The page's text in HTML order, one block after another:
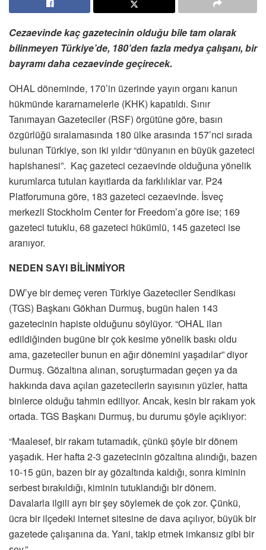
Cezaevinde kaç gazetecinin olduğu bile tam olarak
bilinmeyen Türkiye’de, 180’den fazla medya çalışanı, bir
bayramı daha cezaevinde geçirecek.
OHAL döneminde, 170’in üzerinde yayın organı kanun
hükmünde kararnamelerle (KHK) kapatıldı. Sınır
Tanımayan Gazeteciler (RSF) örgütüne göre, basın
özgürlüğü sıralamasında 180 ülke arasında 157’nci sırada
bulunan Türkiye, son iki yıldır “dünyanın en büyük gazeteci
hapishanesi”. Kaç gazeteci cezaevinde olduğuna yönelik
kurumlarca tutulan kayıtlarda da farklılıklar var. P24
Platforumuna göre, 183 gazeteci cezaevinde. İsveç
merkezli Stockholm Center for Freedom’a göre ise; 169
gazeteci tutuklu, 68 gazeteci hükümlü, 145 gazeteci ise
aranıyor.
NEDEN SAYI BİLİNMİYOR
DW’ye bir demeç veren Türkiye Gazeteciler Sendikası
(TGS) Başkanı Gökhan Durmuş, bugün halen 143
gazetecinin hapiste olduğunu söylüyor. “OHAL ilan
edildiğinden bugüne bir çok kesime yönelik baskı oldu
ama, gazeteciler bunun en ağır dönemini yaşadılar” diyor
Durmuş. Gözaltına alınan, soruşturmadan geçen ya da
hakkında dava açılan gazetecilerin sayısının yüzler, hatta
binlerce olduğu tahmin ediliyor. Ancak, kesin bir rakam yok
ortada. TGS Başkanı Durmuş, bu durumu şöyle açıklıyor:
“Maalesef, bir rakam tutamadık, çünkü şöyle bir dönem
yaşadık. Her hafta 2-3 gazetecinin gözaltına alındığı, bazen
10-15 gün, bazen bir ay gözaltında kaldığı, sonra kiminin
serbest bırakıldığı, kiminin tutuklandığı bir dönem.
Davalarla ilgili ayrı bir şey söylemek de çok zor. Çünkü,
ücra bir ilçedeki internet sitesine de dava açılıyor, büyük bir
gazetede çalışanına da. Yani, takip etmek imkansız gibi bir